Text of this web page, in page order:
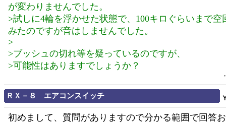
が変わりませんでした。
>試しに4輪を浮かせた状態で、100キロぐらいまで空
みたのですが音はしませんでした。
>
>ブッシュの切れ等を疑っているのですが、
>可能性はありますでしょうか？
ＲＸ－８ エアコンスイッチ
初めまして、質問がありますので分かる範囲で回答